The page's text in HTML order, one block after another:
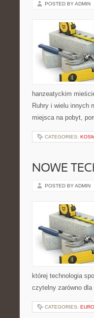
POSTED BY ADMIN
hanzeatyckim
Ruhry i wielu innych
miejsca na pobyt,
CATEGORIES:
NOWE
POSTED BY ADMIN
której technologia
czytelny zarówno
CATEGORIES: